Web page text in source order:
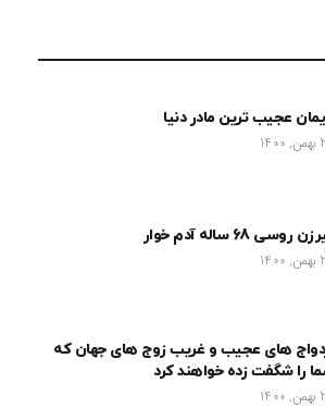
عجیب ترین مادر دنیا
روسی 68 ساله آدم خوار
های عجیب و غریب زوج های جهان که
را شگفت زده خواهند کرد